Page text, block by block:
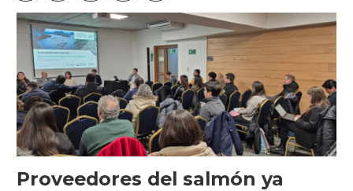
Proveedores del salmón ya